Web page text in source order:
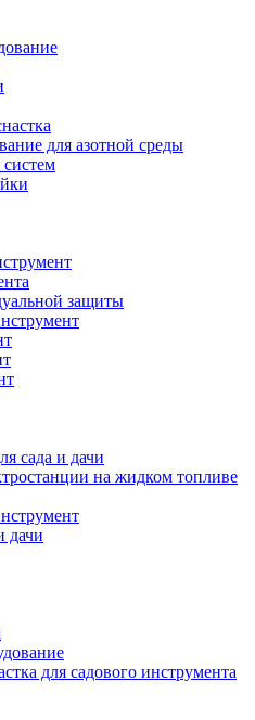
для азотной среды
защиты
сада и дачи
на жидком топливе
дачи
для садового инструмента